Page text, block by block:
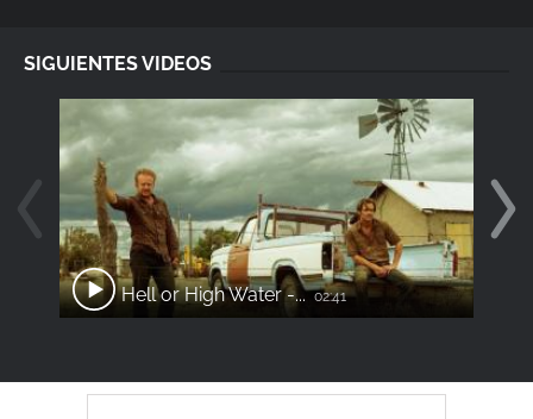
SIGUIENTES VIDEOS
Hell or High Water -... 02:41